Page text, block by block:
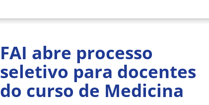
FAI abre processo
seletivo para docentes
do curso de Medicina